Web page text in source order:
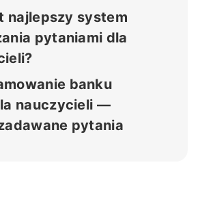
najlepszy system
pytaniami dla
banku
nauczycieli —
pytania